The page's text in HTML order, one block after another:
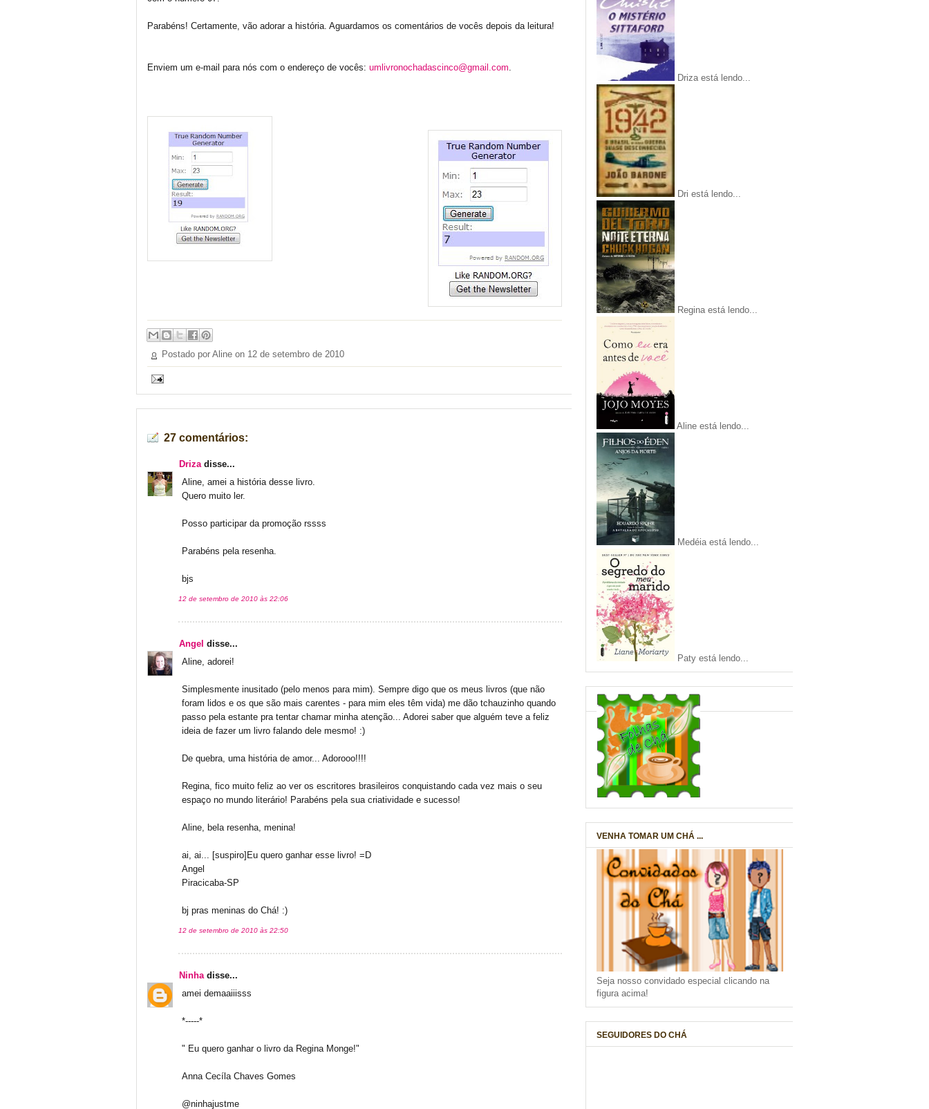
Parabéns! Certamente, vão adorar a história. Aguardamos os comentários de vocês depois da leitura!
Enviem um e-mail para nós com o endereço de vocês: umlivronochadascinco@gmail.com
Postado por Aline on 12 de setembro de 2010
27 comentários:
Drizadisse...
Aline, amei a história desse livro.
Quero muito ler.
Posso participar da promoção rssss
Parabéns pela resenha.
bjs
12 de setembro de 2010 às 22:06
Angel disse...
Aline, adorei!
Simplesmente inusitado (pelo menos para mim). Sempre digo que os meus livros (que não
foram lidos e os que são mais carentes - para mim eles têm vida) me dão tchauzinho quando
passo pela estante pra tentar chamar minha atenção... Adorei saber que alguém teve a feliz
ideia de fazer um livro falando dele mesmo! :)
De quebra, uma história de amor... Adorooo!!!!
Regina, fico muito feliz ao ver os escritores brasileiros conquistando cada vez mais o seu
espaço no mundo literário! Parabéns pela sua criatividade e sucesso!
Aline, bela resenha, menina!
ai, ai... [suspiro]Eu quero ganhar esse livro! =D
Angel
Piracicaba-SP
bj pras meninas do Chá! :)
12 de setembro de 2010 às 22:50
Ninhadisse...
amei demaaiiisss
*-----*
" Eu quero ganhar o livro da Regina Monge!"
Anna Cecíla Chaves Gomes
@ninhajustme
Driza está lendo...
Dri está lendo...
Regina está lendo...
Aline está lendo...
Medéia está lendo...
Paty está lendo...
VENHA TOMAR UM CHÁ ...
Seja nosso convidado especial clicando na
figura acima!
SEGUIDORES DO CHÁ